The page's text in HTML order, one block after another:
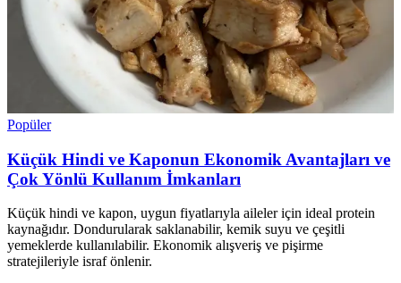
Popüler
Küçük Hindi ve Kaponun Ekonomik Avantajları ve
Çok Yönlü Kullanım İmkanları
Küçük hindi ve kapon, uygun fiyatlarıyla aileler için ideal protein
kaynağıdır. Dondurularak saklanabilir, kemik suyu ve çeşitli
yemeklerde kullanılabilir. Ekonomik alışveriş ve pişirme
stratejileriyle israf önlenir.